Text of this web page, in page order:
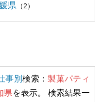
県 （2）
事別検索：製菓パティ
県を表示。 検索結果一